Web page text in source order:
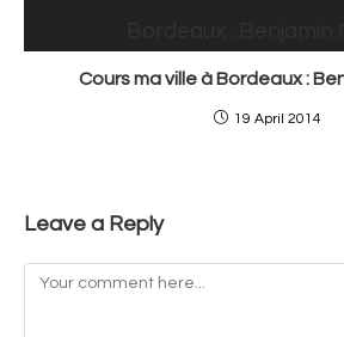
Cours ma ville à Bordeaux :
19 April 2014
Leave a Reply
Comment